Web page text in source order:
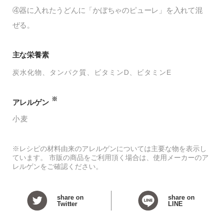
④器に入れたうどんに「かぼちゃのピューレ」を入れて混
ぜる。
主な栄養素
炭水化物 タンパク質 ビタミンD ビタミンE
アレルゲン ※
小麦
※レシピの材料由来のアレルゲンについては主要な物を表示し
ています。 市販の商品をご利用頂く場合は、使用メーカーのア
レルゲンをご確認ください。
share on
Twitter
share on
LINE